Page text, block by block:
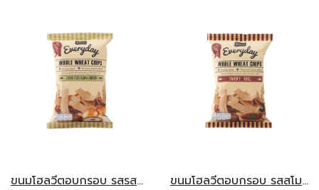
ขนมโฮลวีตอบกรอบ รสรสซาวครีมหัวหอม ตราเดอลาลิต้า 30 กรัม
ขนมโฮลวีตอบกรอบ รสสโมคกี้บาร์บีคิว ตราเดอลาลิต้า 30 กรัม